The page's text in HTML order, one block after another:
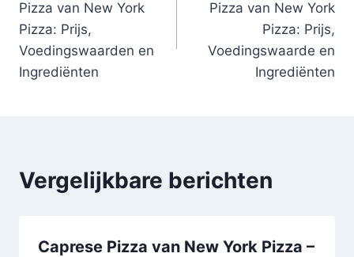
Pizza van New York
Pizza: Prijs,
Voedingswaarden en
Ingrediënten
Pizza van New York
Pizza: Prijs,
Voedingswaarde en
Ingrediënten
Vergelijkbare berichten
Caprese Pizza van New York Pizza –